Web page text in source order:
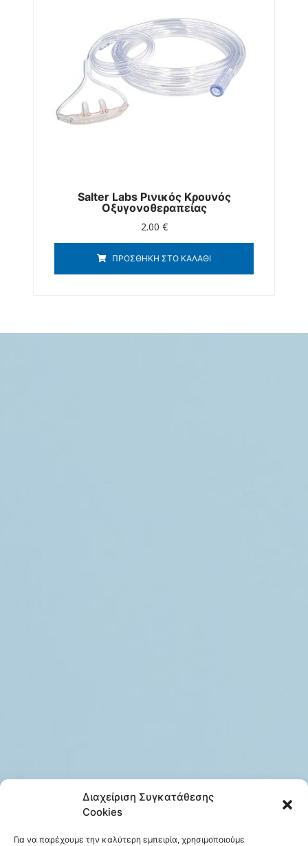
Διαχείριση Συγκατάθεσης
Cookies
Για να παρέχουμε την καλύτερη εμπειρία, χρησιμοποιούμε
Salter Labs Ρινικός Κρουνός
Οξυγονοθεραπείας
2.00 €
ΠΡΟΣΘΉΚΗ ΣΤΟ ΚΑΛΆΘΙ